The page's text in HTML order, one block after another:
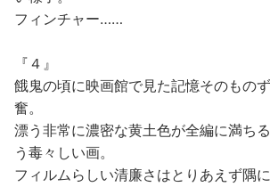
フィンチャー……
『４』
餓鬼の頃に映画館で見た記憶そのもの
奮。
漂う非常に濃密な黄土色が全編に満ち
う毒々しい画。
フィルムらしい清廉さはとりあえず隅